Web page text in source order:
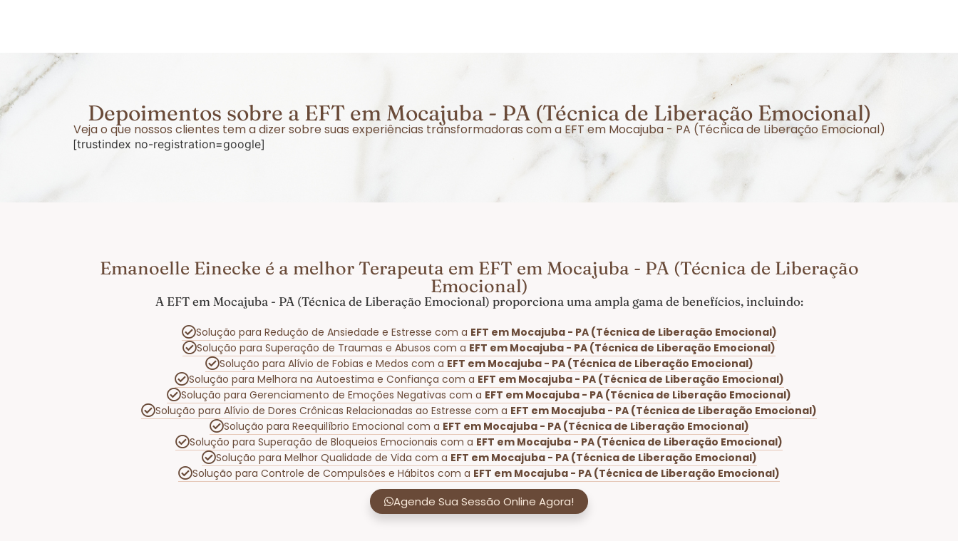
Depoimentos sobre a EFT em Mocajuba - PA (Técnica de Liberação Emocional)
Veja o que nossos clientes tem a dizer sobre suas experiências transformadoras com a EFT em Mocajuba - PA (Técnica de Liberação Emocional)
[trustindex no-registration=google]
Emanoelle Einecke é a melhor Terapeuta em EFT em Mocajuba - PA (Técnica de Liberação
Emocional)
A EFT em Mocajuba - PA (Técnica de Liberação Emocional) proporciona uma ampla gama de benefícios, incluindo:
Solução para Redução de Ansiedade e Estresse com a EFT em Mocajuba - PA (Técnica de Liberação Emocional)
Solução para Superação de Traumas e Abusos com a EFT em Mocajuba - PA (Técnica de Liberação Emocional)
Solução para Alívio de Fobias e Medos com a EFT em Mocajuba - PA (Técnica de Liberação Emocional)
Solução para Melhora na Autoestima e Confiança com a EFT em Mocajuba - PA (Técnica de Liberação Emocional)
Solução para Gerenciamento de Emoções Negativas com a EFT em Mocajuba - PA (Técnica de Liberação Emocional)
Solução para Alívio de Dores Crônicas Relacionadas ao Estresse com a EFT em Mocajuba - PA (Técnica de Liberação Emocional)
Solução para Reequilíbrio Emocional com a EFT em Mocajuba - PA (Técnica de Liberação Emocional)
Solução para Superação de Bloqueios Emocionais com a EFT em Mocajuba - PA (Técnica de Liberação Emocional)
Solução para Melhor Qualidade de Vida com a EFT em Mocajuba - PA (Técnica de Liberação Emocional)
Solução para Controle de Compulsões e Hábitos com a EFT em Mocajuba - PA (Técnica de Liberação Emocional)
Agende Sua Sessão Online Agora!